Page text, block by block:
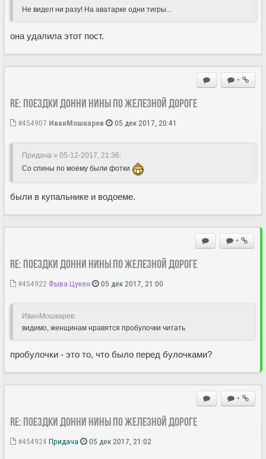
Не видел ни разу! На аватарке одни тигры...
она удалила этот пост.
+
Re: Поездки Донни Нины по железной дороге
#454907 ИванМошкарев 05 дек 2017, 20:41
Придача » 05-12-2017, 21:36:
Со спины по моему были фотки
были в купальнике и водоеме.
+
Re: Поездки Донни Нины по железной дороге
#454922 Фыва Цукен 05 дек 2017, 21:00
ИванМошкарев:
видимо, женщинам нравятся пробулочки читать
пробулочки - это то, что было перед булочками?
+
Re: Поездки Донни Нины по железной дороге
#454924 Придача 05 дек 2017, 21:02